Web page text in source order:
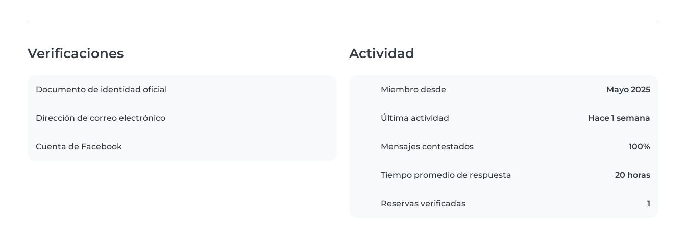
Verificaciones
Documento de identidad oficial
Dirección de correo electrónico
Cuenta de Facebook
Actividad
Miembro desde Mayo 2025
Última actividad Hace 1 semana
Mensajes contestados 100%
Tiempo promedio de respuesta 20 horas
Reservas verificadas 1